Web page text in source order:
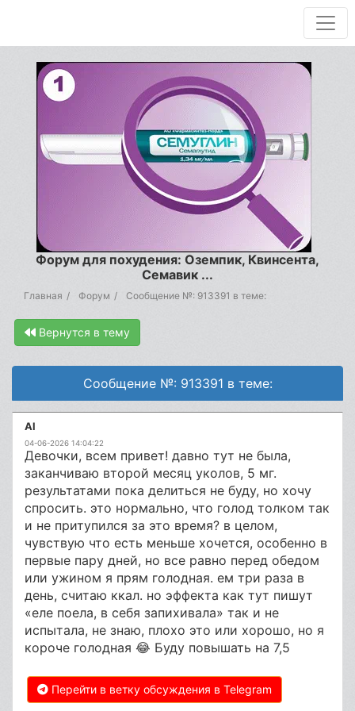
Форум для похудения: Оземпик, Квинсента,
Семавик ...
Главная Форум Сообщение №: 913391 в теме:
Вернутся в тему
Сообщение №: 913391 в теме:
Al
04-06-2026 14:04:22
Девочки, всем привет! давно тут не была,
заканчиваю второй месяц уколов, 5 мг.
результатами пока делиться не буду, но хочу
спросить. это нормально, что голод толком так
и не притупился за это время? в целом,
чувствую что есть меньше хочется, особенно в
первые пару дней, но все равно перед обедом
или ужином я прям голодная. ем три раза в
день, считаю ккал. но эффекта как тут пишут
«еле поела, в себя запихивала» так и не
испытала, не знаю, плохо это или хорошо, но я
короче голодная 😂 Буду повышать на 7,5
Перейти в ветку обсуждения в Telegram